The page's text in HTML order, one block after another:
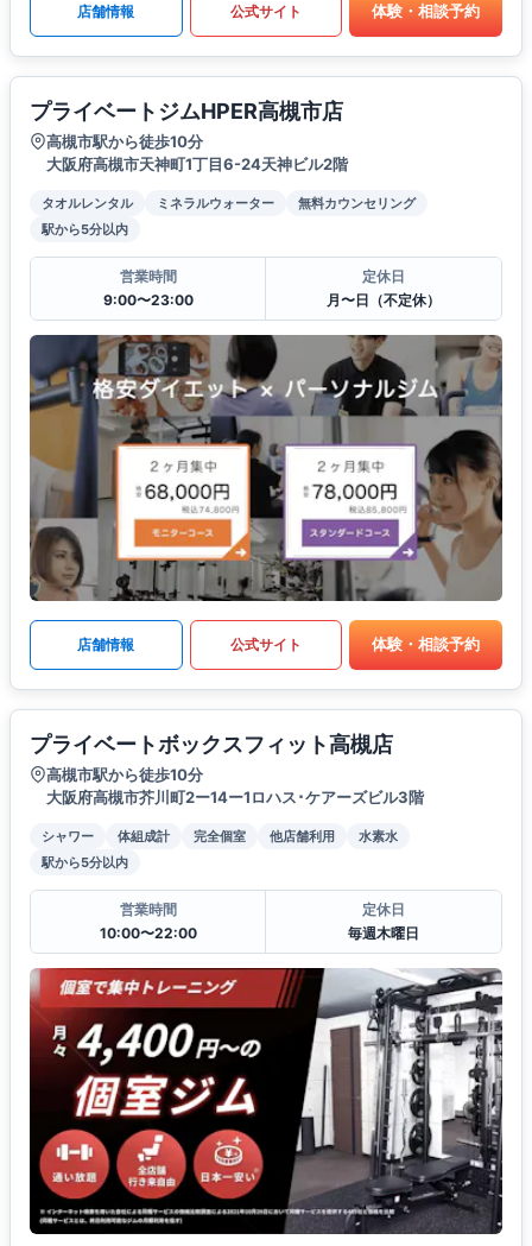
店舗情報 公式サイト 体験・相談予約
プライベートジムHPER高槻市店
高槻市駅から徒歩10分
大阪府高槻市天神町1丁目6-24天神ビル2階
タオルレンタル ミネラルウォーター
無料カウンセリング
駅から5分以内
営業時間
9:00〜23:00
定休日
月〜日（不定休）
店舗情報 公式サイト 体験・相談予約
プライベートボックスフィット高槻店
高槻市駅から徒歩10分
大阪府高槻市芥川町2ー14ー1ロハス･ケアーズビル3階
シャワー 体組成計 完全個室 他店舗利用
水素水
駅から5分以内
営業時間
10:00〜22:00
定休日
毎週木曜日